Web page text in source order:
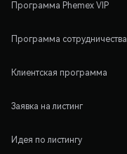
Программа Phemex VIP
Программа сотрудничества
Клиентская программа
Заявка на листинг
Идея по листингу